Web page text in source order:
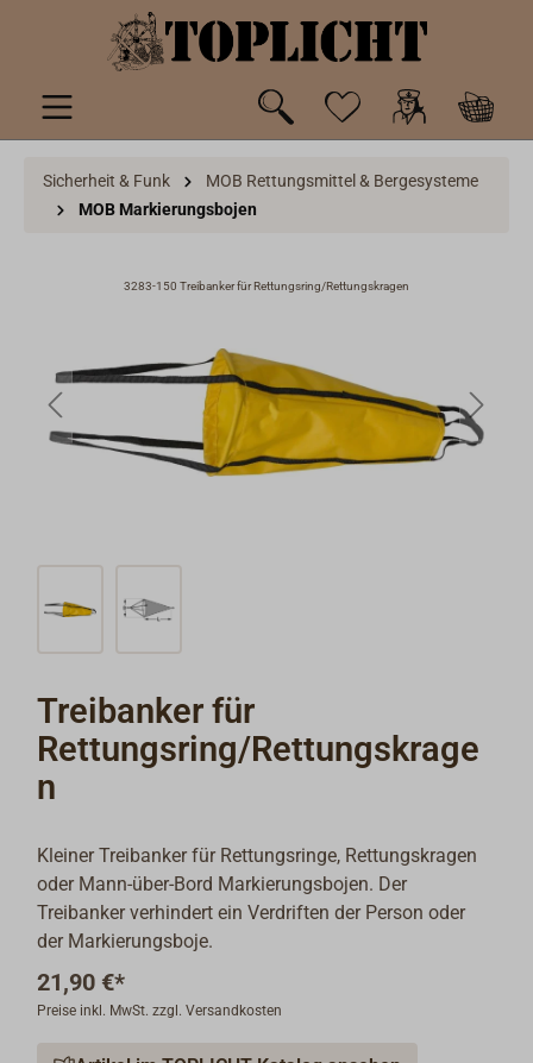
springen
Sicherheit & Funk
MOB Rettungsmittel & Bergesysteme
MOB Markierungsbojen
3283-150 Treibanker für Rettungsring/Rettungskragen
Treibanker für
Rettungsring/Rettungskrage
n
Kleiner Treibanker für Rettungsringe, Rettungskragen
oder Mann-über-Bord Markierungsbojen. Der
Treibanker verhindert ein Verdriften der Person oder
der Markierungsboje.
21,90 €*
Preise inkl. MwSt. zzgl. Versandkosten